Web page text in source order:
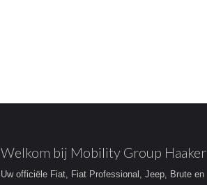
Welkom bij Mobility Group Haaker
Uw officiële Fiat, Fiat Professional, Jeep, Brute en